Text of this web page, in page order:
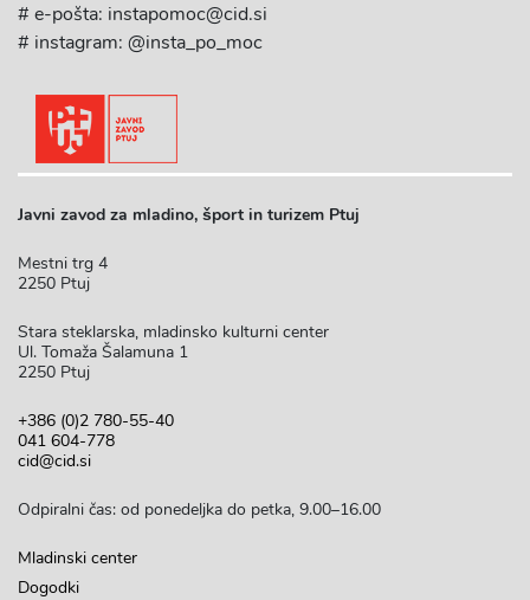
# e-pošta: instapomoc@cid.si
# instagram: @insta_po_moc
Javni zavod za mladino, šport in turizem Ptuj
Mestni trg 4
2250 Ptuj
Stara steklarska, mladinsko kulturni center
Ul. Tomaža Šalamuna 1
2250 Ptuj
+386 (0)2 780-55-40
041 604-778
cid@cid.si
Odpiralni čas: od ponedeljka do petka, 9.00–16.00
Mladinski center
Dogodki